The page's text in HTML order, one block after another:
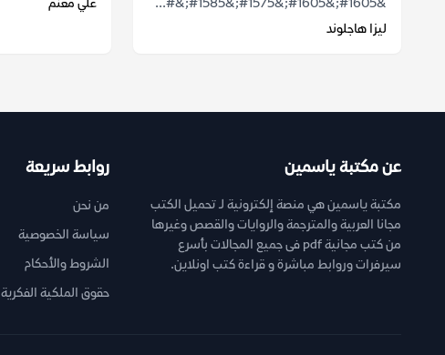
&#1605;&#1605;&#1575;&#1585;&#...
ليزا هاجلوند
علي مغنم
عن مكتبة ياسمين
مكتبة ياسمين هي منصة إلكترونية لـ تحميل الكتب
مجانا العربية والمترجمة والروايات والقصص وغيرها
من كتب مجانية pdf فى جميع المجالات بأسرع
سيرفرات وروابط مباشرة و قراءة كتب اونلاين.
روابط سريعة
من نحن
سياسة الخصوصية
الشروط والأحكام
حقوق الملكية الفكرية